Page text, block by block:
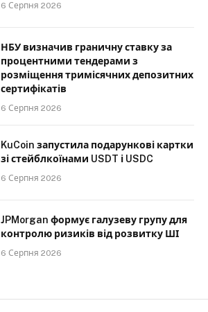
6 Серпня 2026
НБУ визначив граничну ставку за
процентними тендерами з
розміщення тримісячних депозитних
сертифікатів
6 Серпня 2026
KuCoin запустила подарункові картки
зі стейблкоїнами USDT і USDC
6 Серпня 2026
JPMorgan формує галузеву групу для
контролю ризиків від розвитку ШІ
6 Серпня 2026